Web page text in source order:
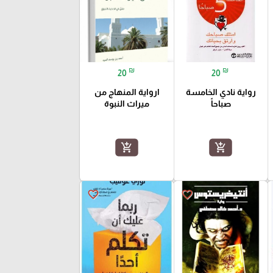
20 ₪
رواية نادي الخامسة
صباحاً
add_shopping_cart
20 ₪
ارواية المنهاج من
ميراث النبوة
add_shopping_cart
favorite_border
favorite_border